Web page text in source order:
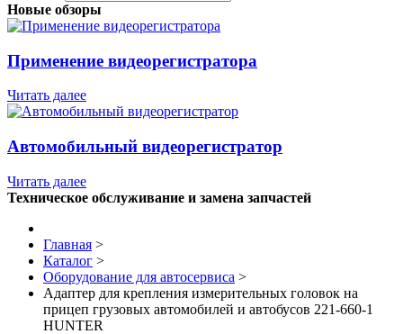
Новые обзоры
Применение видеорегистратора
Читать далее
Автомобильный видеорегистратор
Читать далее
Техническое обслуживание и замена запчастей
Главная >
Каталог >
Оборудование для автосервиса >
Адаптер для крепления измерительных головок на
прицеп грузовых автомобилей и автобусов 221-660-1
HUNTER